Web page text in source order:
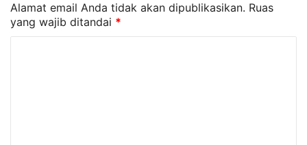
Alamat email Anda tidak akan dipublikasikan. Ruas
yang wajib ditandai *